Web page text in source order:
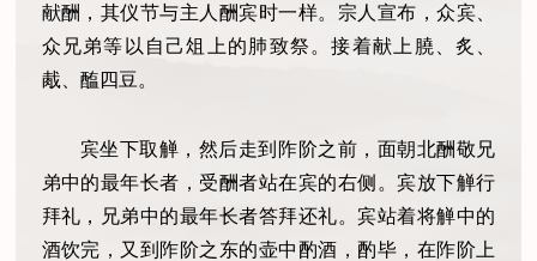
献酬，其仪节与主人酬宾时一样。宗人宣布，众宾、
众兄弟等以自己俎上的肺致祭。接着献上膮、炙、
胾、醢四豆。
宾坐下取觯，然后走到阼阶之前，面朝北酬敬兄
弟中的最年长者，受酬者站在宾的右侧。宾放下觯行
拜礼，兄弟中的最年长者答拜还礼。宾站着将觯中的
酒饮完，又到阼阶之东的壶中酌酒，酌毕，在阼阶上